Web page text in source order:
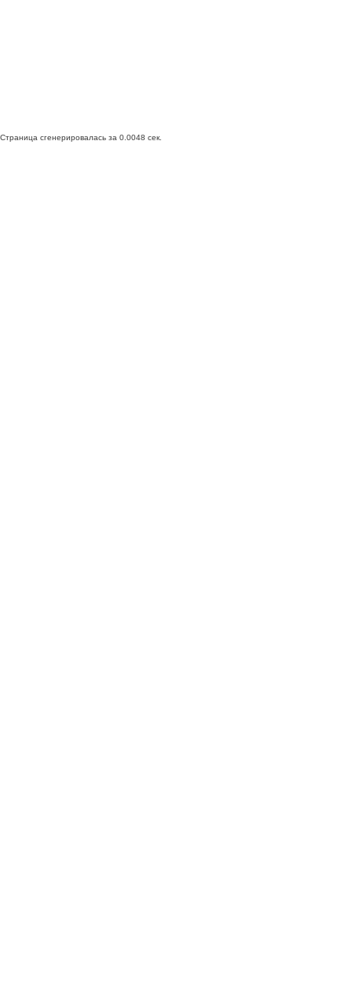
Страница сгенерировалась за 0.0048 сек.